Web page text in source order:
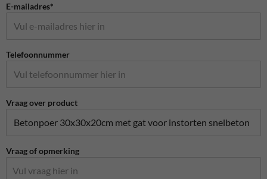
E-mailadres*
Telefoonnummer
Vraag over product
Vraag of opmerking